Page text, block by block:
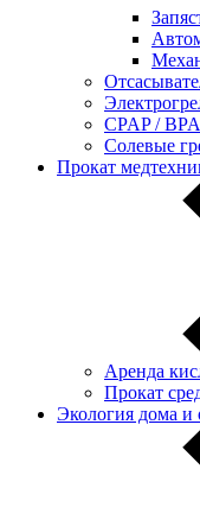
CPAP /
Солевые
Прокат
Аренда
Прокат
Экология дома и